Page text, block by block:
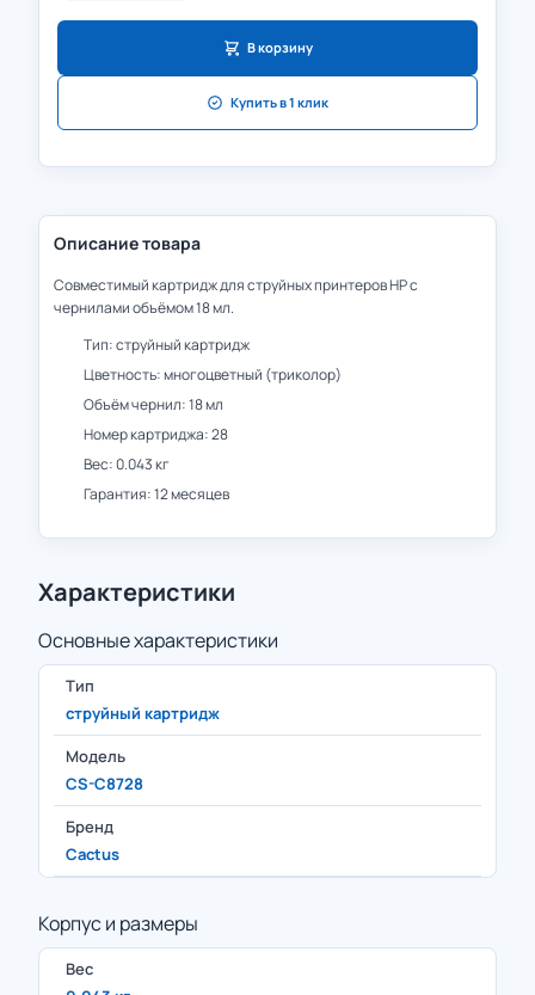
В корзину
Купить в 1 клик
Описание товара
Совместимый картридж для струйных принтеров HP с
чернилами объёмом 18 мл.
Тип: струйный картридж
Цветность: многоцветный (триколор)
Объём чернил: 18 мл
Номер картриджа: 28
Вес: 0.043 кг
Гарантия: 12 месяцев
Характеристики
Основные характеристики
Тип
струйный картридж
Модель
CS-C8728
Бренд
Cactus
Корпус и размеры
Вес